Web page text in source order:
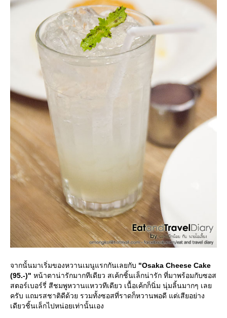
จากนั้นมาเริ่มของหวานเมนูแรกกันเลยกับ "Osaka Cheese Cake
(95.-)" หน้าตาน่ารักมากทีเดียว สเค้กชิ้นเล็กน่ารัก ที่มาพร้อมกับซอส
สตอร์เบอร์รี่ สีชมพูหวานแหววทีเดียว เนื้อเค้กก็นิ่ม นุ่มลิ้นมากๆ เล
ครับ แถมรสชาติดีด้วย รวมทั้งซอสที่ราดก็หวานพอดี แต่เสียอย่าง
เดียวชิ้นเล็กไปหน่อยเท่านั้นเอง